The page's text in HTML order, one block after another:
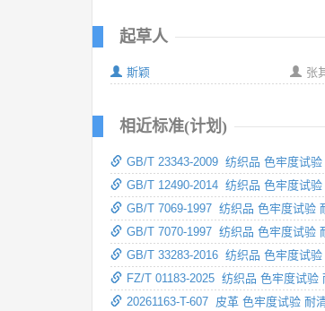
起草人
斯颖 张
相近标准(计划)
GB/T 23343-2009 纺织品 色牢度试
GB/T 12490-2014 纺织品 色牢度试
GB/T 7069-1997 纺织品 色牢度试验
GB/T 7070-1997 纺织品 色牢度试验
GB/T 33283-2016 纺织品 色牢度试
FZ/T 01183-2025 纺织品 色牢度试验
20261163-T-607 皮革 色牢度试验 耐